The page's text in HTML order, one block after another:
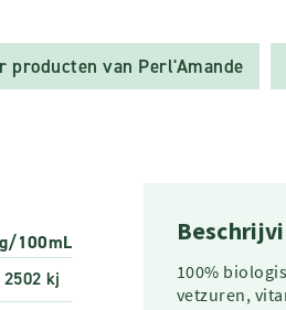
producten van Perl'Amande
100mL
2502 kj
100%
vetzuren,